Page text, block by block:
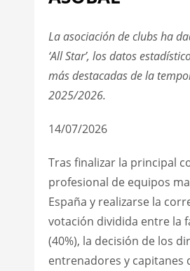
La asociación de clubs ha
‘All Star’, los datos
más destacadas de la
2025/2026.
14/07/2026
Tras finalizar la principal
profesional de equipos
España y realizarse la
votación dividida entre la
(40%), la decisión de los
entrenadores y capitanes